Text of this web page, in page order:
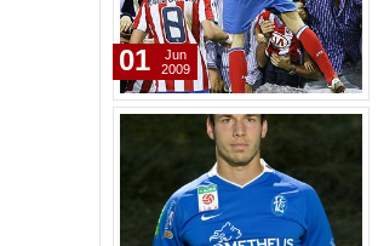
01
Jun
2009